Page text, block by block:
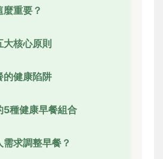
重要？
核心原則
的健康陷阱
5種健康早餐組合
求調整早餐？